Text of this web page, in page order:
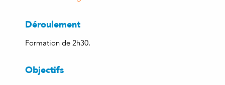
Déroulement
Formation de 2h30.
Objectifs